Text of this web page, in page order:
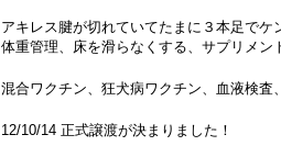
アキレス腱が切れていてたまに３本足でケ
体重管理、床を滑らなくする、サプリメン
混合ワクチン、狂犬病ワクチン、血液検査
12/10/14 正式譲渡が決まりました！